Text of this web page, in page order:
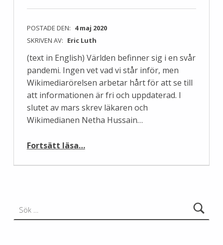
POSTADE DEN: 4 maj 2020
SKRIVEN AV: Eric Luth
(text in English) Världen befinner sig i en svår
pandemi. Ingen vet vad vi står inför, men
Wikimediarörelsen arbetar hårt för att se till
att informationen är fri och uppdaterad. I
slutet av mars skrev läkaren och
Wikimedianen Netha Hussain…
Fortsätt läsa“Wikimedia och covid-19: ett uppföljande inlägg”
…